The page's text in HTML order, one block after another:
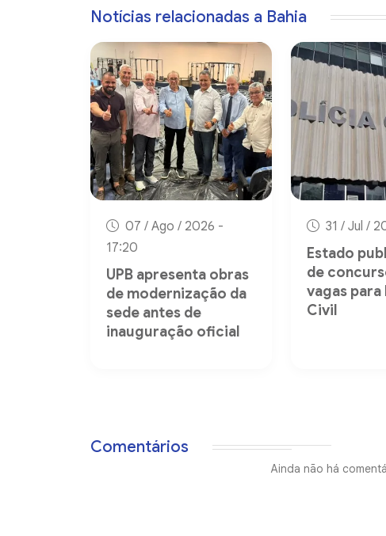
Notícias relacionadas a Bahia
07 / Ago / 2026 -
17:20
UPB apresenta obras
de modernização da
sede antes de
inauguração oficial
31 / Jul /
Estado
de
vagas
Civil
Comentários
Ainda não há